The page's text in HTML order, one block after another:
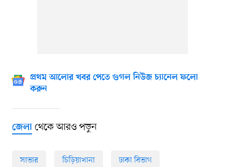
প্রথম আলোর খবর পেতে গুগল নিউজ চ্যানেল ফলো
করুন
জেলাথেকে আরও পড়ুন
সাভার চিড়িয়াখানা ঢাকা বিভাগ